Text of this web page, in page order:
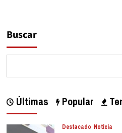
Buscar
Últimas Popular
Destacado Noticia